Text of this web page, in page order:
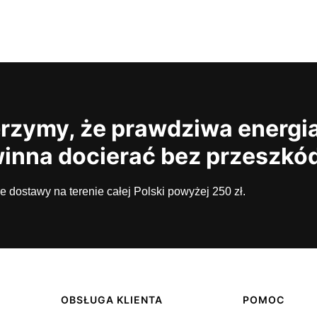
że prawdziwa
docierać bez
dostawy na terenie całej Polski powyżej 250 zł.
OBSŁUGA KLIENTA POMOC